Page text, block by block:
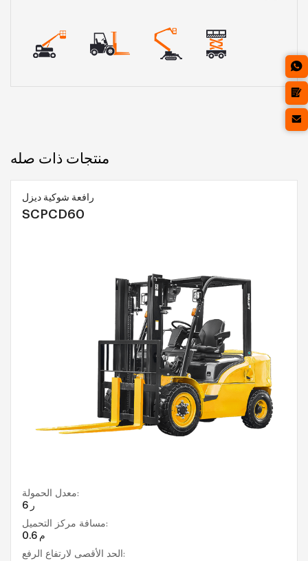
منتجات ذات صله
رافعة شوكية ديزل
SCPCD60
معدل الحمولة:
6 ر
مسافة مركز التحميل:
0.6 م
الحد الأقصى لارتفاع الرفع: